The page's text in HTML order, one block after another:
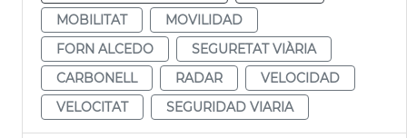
MOBILITAT
MOVILIDAD
FORN ALCEDO
SEGURETAT VIÀRIA
CARBONELL
RADAR
VELOCIDAD
VELOCITAT
SEGURIDAD VIARIA